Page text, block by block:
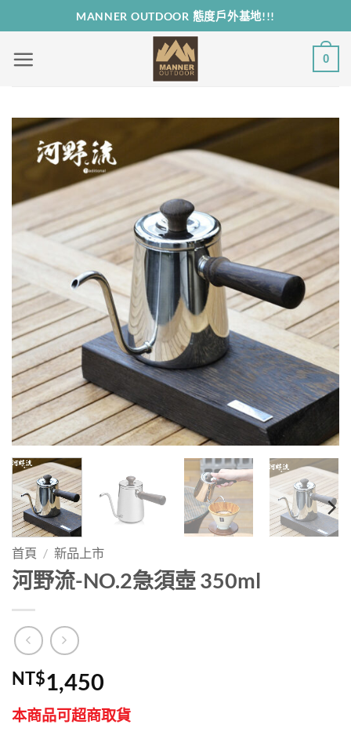
to
content
MANNER OUTDOOR 態度戶外基地!!!
0
首頁 / 新品上市
河野流-NO.2急須壺 350ml
NT$1,450
本商品可超商取貨